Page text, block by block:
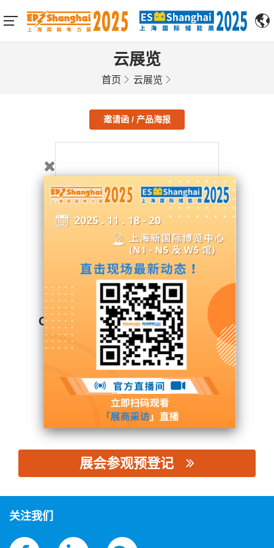
云展览
首页 云展览
邀请函 / 产品海报
Cambodia Chamber of Commerce
展台号: W5馆 - W5C05
联系供应商
展会参观预登记
关注我们